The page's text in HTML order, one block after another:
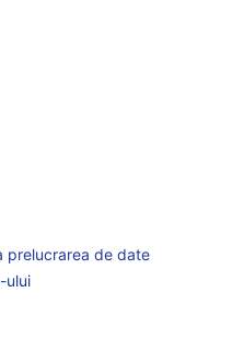
prelucrarea de date
ului